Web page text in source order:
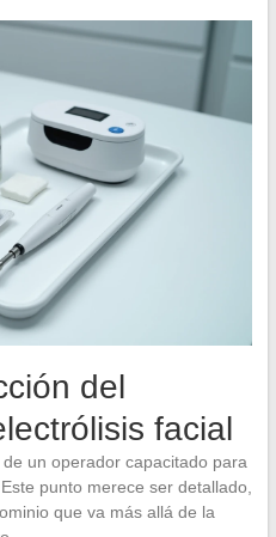
del
facial
un operador capacitado para
punto merece ser detallado,
que va más allá de la